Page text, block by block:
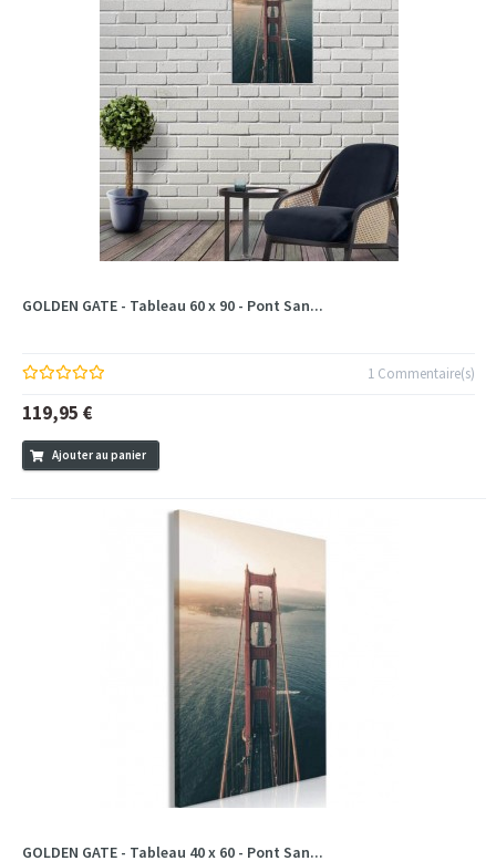
GOLDEN GATE - Tableau 60 x 90 - Pont San...
1 Commentaire(s)
119,95 €
Ajouter au panier
GOLDEN GATE - Tableau 40 x 60 - Pont San...